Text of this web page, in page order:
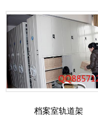
档案室轨道架